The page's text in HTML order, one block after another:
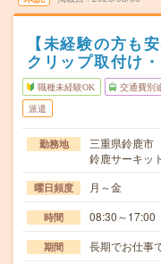
【未経験の方も
クリップ取付け
職種未経験OK 交通費別
派遣
勤務地
三重県鈴鹿市
鈴鹿サーキッ
曜日頻度 月～金
時間 08:30～17:00
期間 長期でお仕事